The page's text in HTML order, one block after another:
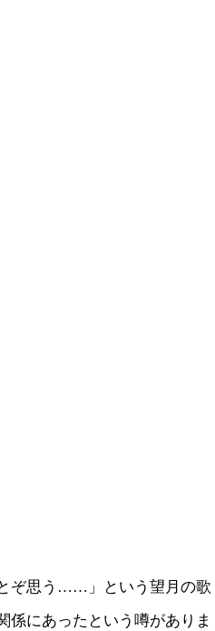
ぞ思う……」という望月の歌
係にあったという噂がありま